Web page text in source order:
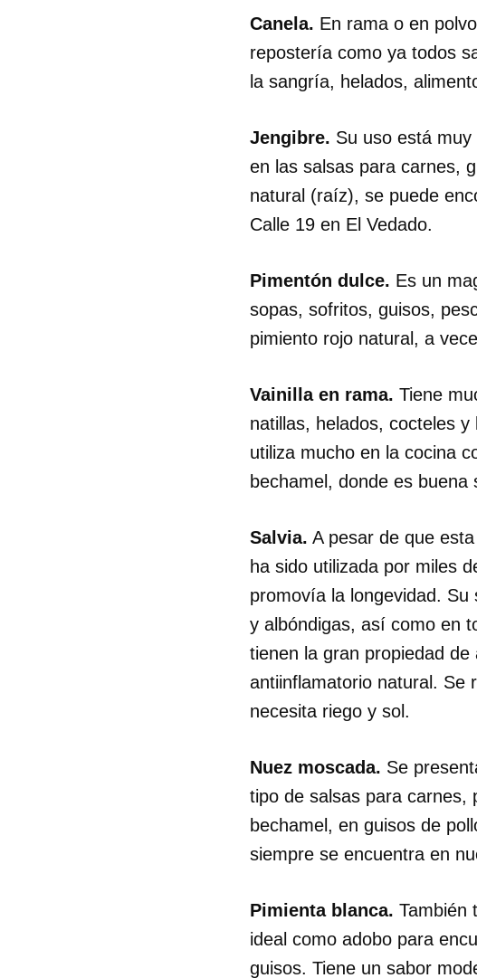
Para poder
cuenta de
Canela. En rama o en
repostería como ya todos
la sangría, helados,
Jengibre. Su uso está
en las salsas para carnes,
natural (raíz), se puede
Calle 19 en El Vedado.
Pimentón dulce. Es un
sopas, sofritos, guisos,
pimiento rojo natural, a
Vainilla en rama. Tiene
natillas, helados, cocteles
utiliza mucho en la cocina
bechamel, donde es buena
Salvia. A pesar de que
ha sido utilizada por miles
promovía la longevidad.
y albóndigas, así como en
tienen la gran propiedad
antiinflamatorio natural. Se
necesita riego y sol.
Nuez moscada. Se
tipo de salsas para carnes,
bechamel, en guisos de
siempre se encuentra en
Pimienta blanca. También
ideal como adobo para
guisos. Tiene un sabor